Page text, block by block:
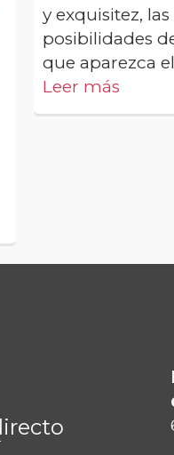
y exquisitez, las
posibilidades
que aparezca
Leer más